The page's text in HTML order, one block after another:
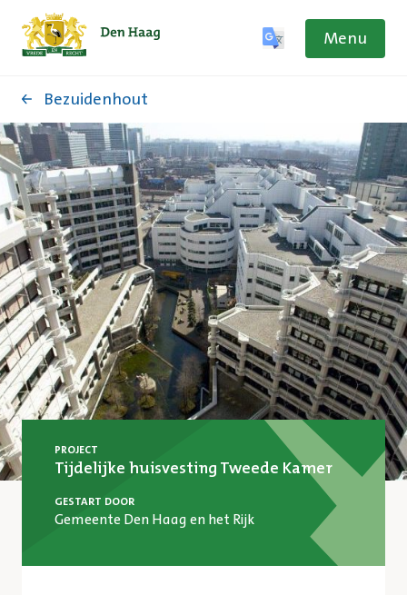
Menu
Bezuidenhout
PROJECT
Tijdelijke huisvesting Tweede Kamer
GESTART DOOR
Gemeente Den Haag en het Rijk